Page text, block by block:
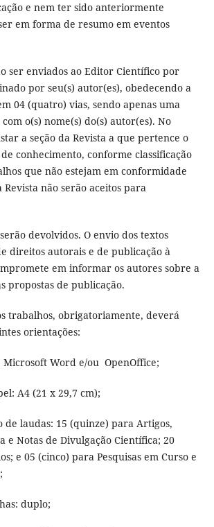
e nem ter sido anteriormente
em forma de resumo em eventos
ser enviados ao Editor Científico por
por seu(s) autor(es), obedecendo a
04 (quatro) vias, sendo apenas uma
o(s) nome(s) do(s) autor(es). No
a seção da Revista a que pertence o
conhecimento, conforme classificação
que não estejam em conformidade
Revista não serão aceitos para
devolvidos. O envio dos textos
direitos autorais e de publicação à
em informar os autores sobre a
propostas de publicação.
trabalhos, obrigatoriamente, deverá
orientações:
Microsoft Word e/ou OpenOffice;
A4 (21 x 29,7 cm);
de laudas: 15 (quinze) para Artigos,
e Notas de Divulgação Científica; 20
e 05 (cinco) para Pesquisas em Curso e
duplo;